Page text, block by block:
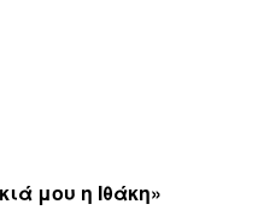
μου η Ιθάκη»